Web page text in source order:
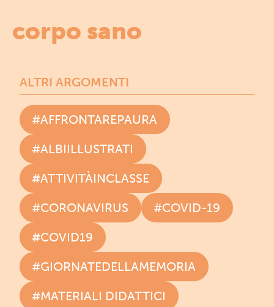
corpo sano
ALTRI ARGOMENTI
#AFFRONTAREPAURA
#ALBIILLUSTRATI
#ATTIVITÀINCLASSE
#CORONAVIRUS
#COVID-19
#COVID19
#GIORNATEDELLAMEMORIA
#MATERIALI DIDATTICI